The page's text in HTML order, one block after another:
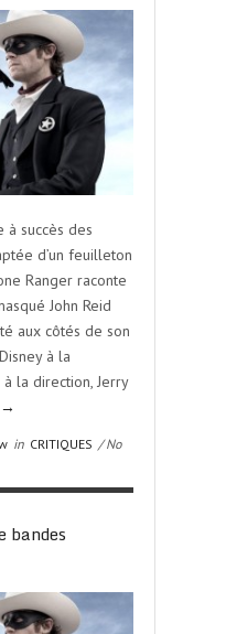
à succès des
d’un feuilleton
Ranger raconte
John Reid
aux côtés de son
à la
la direction, Jerry
→
in CRITIQUES / No
bandes